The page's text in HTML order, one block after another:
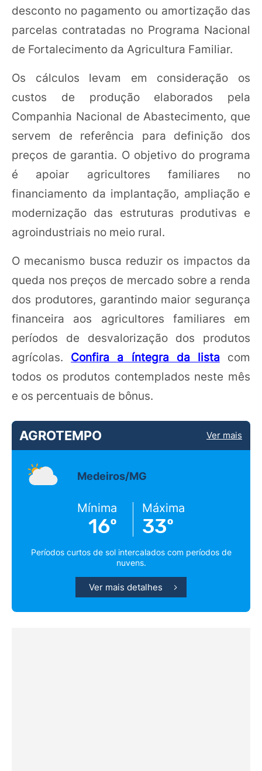
desconto no pagamento ou amortização das
parcelas contratadas no Programa Nacional
de Fortalecimento da Agricultura Familiar.
Os cálculos levam em consideração os
custos de produção elaborados pela
Companhia Nacional de Abastecimento, que
servem de referência para definição dos
preços de garantia. O objetivo do programa
é apoiar agricultores familiares no
financiamento da implantação, ampliação e
modernização das estruturas produtivas e
agroindustriais no meio rural.
O mecanismo busca reduzir os impactos da
queda nos preços de mercado sobre a renda
dos produtores, garantindo maior segurança
financeira aos agricultores familiares em
períodos de desvalorização dos produtos
agrícolas. Confira a íntegra da lista com
todos os produtos contemplados neste mês
e os percentuais de bônus.
AGROTEMPO Ver mais
Medeiros/MG
Mínima
16º
Máxima
33º
Períodos curtos de sol intercalados com períodos de
nuvens.
Ver mais detalhes